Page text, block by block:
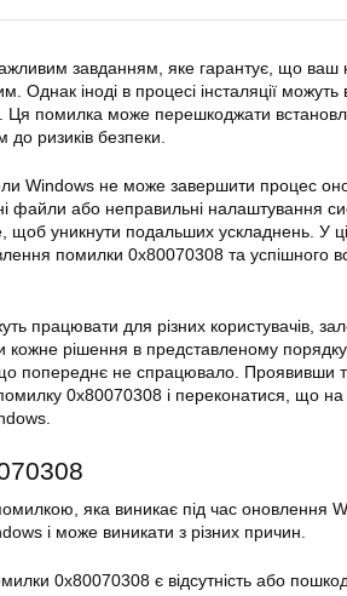
завданням, яке гарантує, що ваш
Однак іноді в процесі інсталяції можуть
Ця помилка може перешкоджати
ризиків безпеки.
Windows не може завершити процес
файли або неправильні налаштування
уникнути подальших ускладнень. У
помилки 0x80070308 та успішного
працювати для різних користувачів,
кожне рішення в представленому
попереднє не спрацювало. Проявивши
0x80070308 і переконатися, що
яка виникає під час оновлення
і може виникати з різних причин.
0x80070308 є відсутність або